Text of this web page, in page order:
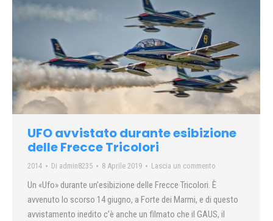
UFO avvistato durante esibizione
delle Frecce Tricolori
2014 Di admin8235 8 Aprile 2019 Lascia un commento
Un «Ufo» durante un’esibizione delle Frecce Tricolori. È
avvenuto lo scorso 14 giugno, a Forte dei Marmi, e di questo
avvistamento inedito c’è anche un filmato che il GAUS, il